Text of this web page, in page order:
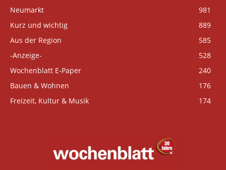
Neumarkt
981
Kurz und wichtig
889
Aus der Region
585
-Anzeige-
528
Wochenblatt E-Paper
240
Bauen & Wohnen
176
Freizeit, Kultur & Musik
174